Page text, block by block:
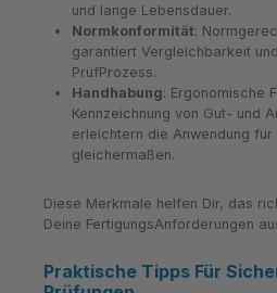
und lange Lebensdauer.
Normkonformität:
garantiert Vergleichbarkeit
PrüfProzess.
Handhabung: Ergonomische
Kennzeichnung von Gut- und
erleichtern die Anwendung für
gleichermaßen.
Diese Merkmale helfen Dir, das
Deine FertigungsAnforderungen
Praktische Tipps Für